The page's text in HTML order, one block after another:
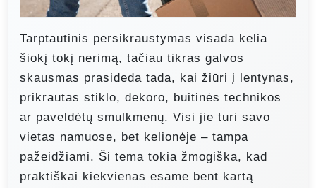
Tarptautinis persikraustymas visada kelia
šiokį tokį nerimą, tačiau tikras galvos
skausmas prasideda tada, kai žiūri į lentynas,
prikrautas stiklo, dekoro, buitinės technikos
ar paveldėtų smulkmenų. Visi jie turi savo
vietas namuose, bet kelionėje – tampa
pažeidžiami. Ši tema tokia žmogiška, kad
praktiškai kiekvienas esame bent kartą